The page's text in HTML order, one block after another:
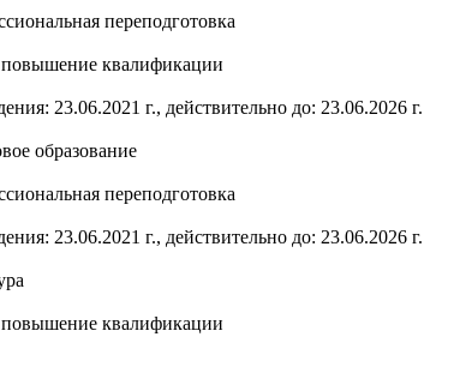
переподготовка
квалификации
23.06.2021 г., действительно до: 23.06.2026 г.
образование
переподготовка
23.06.2021 г., действительно до: 23.06.2026 г.
квалификации